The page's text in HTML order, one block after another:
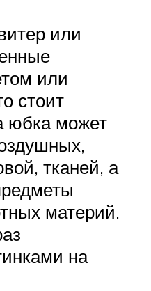
или
или
стоит
юбка может
тканей, а
материй.
на